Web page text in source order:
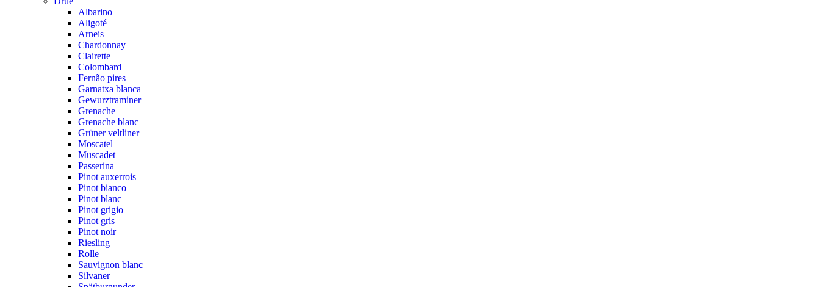
Albarino
Aligoté
Arneis
Chardonnay
Clairette
Colombard
Fernão pires
Garnatxa blanca
Gewurztraminer
Grenache
Grenache blanc
Grüner veltliner
Moscatel
Muscadet
Passerina
Pinot auxerrois
Pinot bianco
Pinot blanc
Pinot grigio
Pinot gris
Pinot noir
Riesling
Rolle
Sauvignon blanc
Silvaner